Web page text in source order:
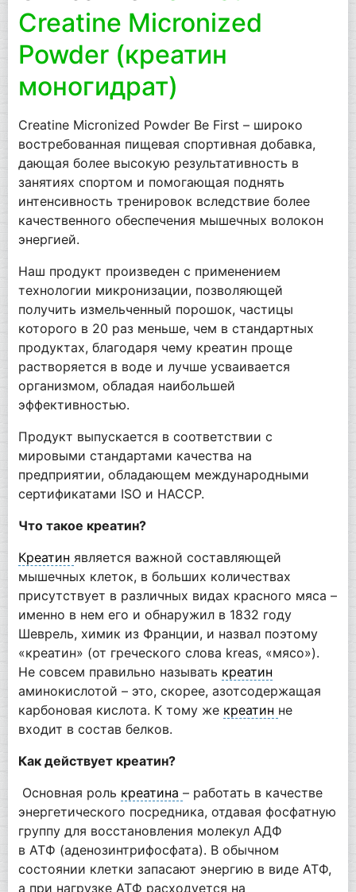
Creatine Micronized
Powder (креатин
моногидрат)
Creatine Micronized Powder Be First – широко
востребованная пищевая спортивная добавка,
дающая более высокую результативность в
занятиях спортом и помогающая поднять
интенсивность тренировок вследствие более
качественного обеспечения мышечных волокон
энергией.
Наш продукт произведен с применением
технологии микронизации, позволяющей
получить измельченный порошок, частицы
которого в 20 раз меньше, чем в стандартных
продуктах, благодаря чему креатин проще
растворяется в воде и лучше усваивается
организмом, обладая наибольшей
эффективностью.
Продукт выпускается в соответствии с
мировыми стандартами качества на
предприятии, обладающем международными
сертификатами ISO и HACCP.
Что такое креатин?
Креатин является важной составляющей
мышечных клеток, в больших количествах
присутствует в различных видах красного мяса –
именно в нем его и обнаружил в 1832 году
Шеврель, химик из Франции, и назвал поэтому
«креатин» (от греческого слова kreas, «мясо»).
Не совсем правильно называть креатин
аминокислотой – это, скорее, азотсодержащая
карбоновая кислота. К тому же креатин не
входит в состав белков.
Как действует креатин?
Основная роль креатина – работать в качестве
энергетического посредника, отдавая фосфатную
группу для восстановления молекул АДФ
в АТФ (аденозинтрифосфата). В обычном
состоянии клетки запасают энергию в виде АТФ,
а при нагрузке АТФ расходуется на